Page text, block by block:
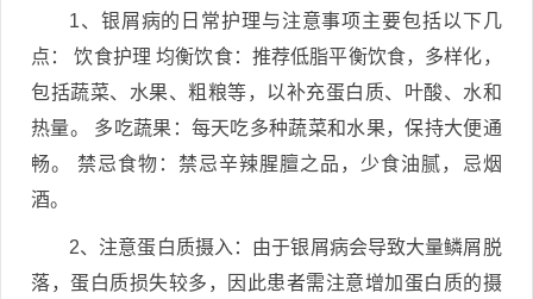
1、银屑病的日常护理与注意事项主要包括以下几
点： 饮食护理 均衡饮食：推荐低脂平衡饮食，多样化，
包括蔬菜、水果、粗粮等，以补充蛋白质、叶酸、水和
热量。 多吃蔬果：每天吃多种蔬菜和水果，保持大便通
畅。 禁忌食物：禁忌辛辣腥膻之品，少食油腻，忌烟
酒。
2、注意蛋白质摄入：由于银屑病会导致大量鳞屑脱
落，蛋白质损失较多，因此患者需注意增加蛋白质的摄